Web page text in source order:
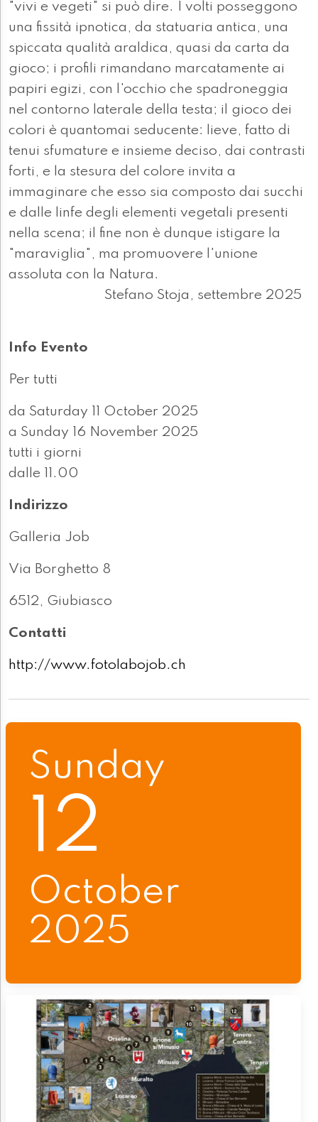
"vivi e vegeti" si può dire. I volti posseggono
una fissità ipnotica, da statuaria antica, una
spiccata qualità araldica, quasi da carta da
gioco; i profili rimandano marcatamente ai
papiri egizi, con l'occhio che spadroneggia
nel contorno laterale della testa; il gioco dei
colori è quantomai seducente: lieve, fatto di
tenui sfumature e insieme deciso, dai contrasti
forti, e la stesura del colore invita a
immaginare che esso sia composto dai succhi
e dalle linfe degli elementi vegetali presenti
nella scena; il fine non è dunque istigare la
"maraviglia", ma promuovere l'unione
assoluta con la Natura.
Stefano Stoja, settembre 2025
Info Evento
Per tutti
da Saturday 11 October 2025
a Sunday 16 November 2025
tutti i giorni
dalle 11.00
Indirizzo
Galleria Job
Via Borghetto 8
6512, Giubiasco
Contatti
http://www.fotolabojob.ch
Sunday
12
October
2025